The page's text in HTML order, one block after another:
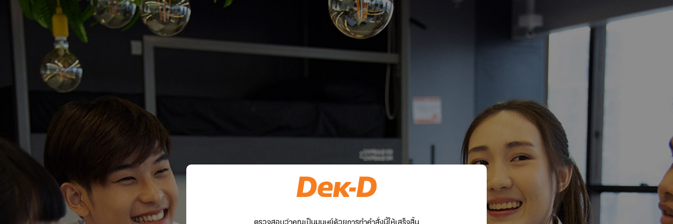
ตรวจสอบว่าคุณเป็นมนุษย์ด้วยการทำคำสั่งนี้ให้เสร็จสิ้น